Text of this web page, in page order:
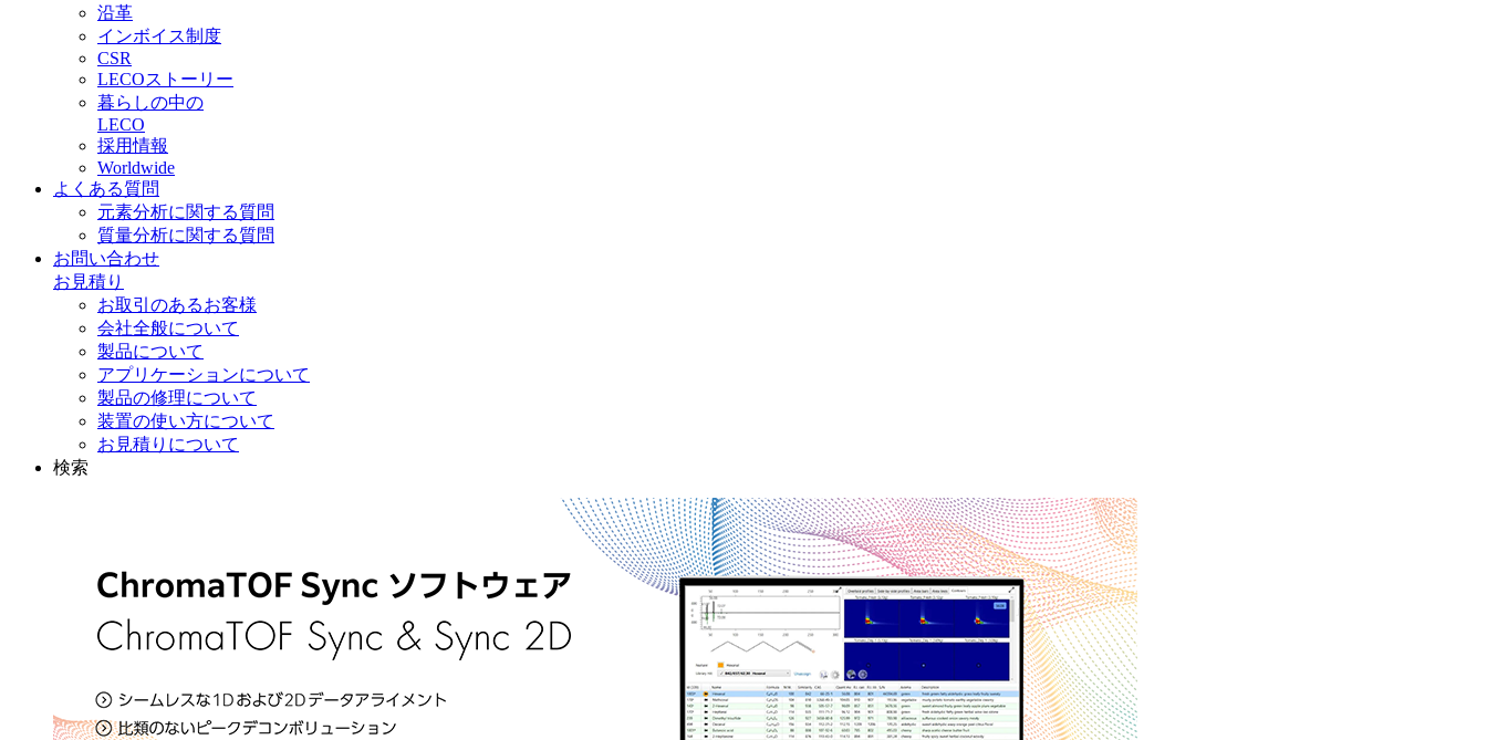
沿革
インボイス制度
CSR
LECOストーリー
暮らしの中の
LECO
採用情報
Worldwide
よくある質問
元素分析に関する質問
質量分析に関する質問
お問い合わせ
お見積り
お取引のあるお客様
会社全般について
製品について
アプリケーションについて
製品の修理について
装置の使い方について
お見積りについて
検索